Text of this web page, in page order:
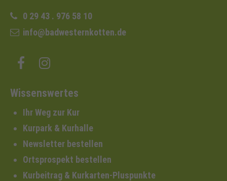
0 29 43 . 976 58 10
info@badwesternkotten.de
Wissenswertes
Ihr Weg zur Kur
Kurpark & Kurhalle
Newsletter bestellen
Ortsprospekt bestellen
Kurbeitrag & Kurkarten-Pluspunkte